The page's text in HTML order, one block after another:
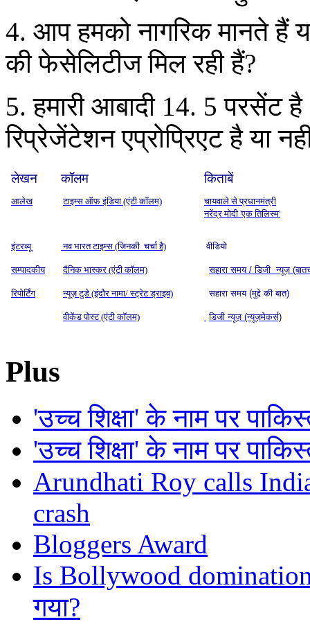
4. आप हमको नागरिक मानते हैं
की फेसेलिटीज मिल रही हैं?
5. हमारी आबादी 14. 5 परसेंट
रिप्रेजेंटेशन एप्रोप्रिएट है या
लेखन कॉलम किताबें
आलेख टाइम्स ऑफ़ इंडिया (एंटी कॉलम)
चायवाले से प्रधानमंत्री
नरेंद्र मोदी 'एक तिलिस्म'
इंटरव्यू नव भारत टाइम्स (जिनकी चर्चा है) वीडियो
सम्पादकीय दैनिक भास्कर (एंटी कॉलम) सहारा समय / डिजी न्यूज़
रिपोर्टिंग न्यूज़ टुडे (इंदौर नामा/ स्ट्रेट ड्राइव) सहारा समय (मुद्दे की बात)
वीकेंड पोस्ट (एंटी कॉलम) डिजी न्यूज़ (न्यूज़मेकर्स)
Plus
'उच्च शिक्षा' के नाम पर
'उच्च शिक्षा' के नाम पर
Arundhati Roy calls
crash
Bloggers Award
Is Bollywood domination
गया?